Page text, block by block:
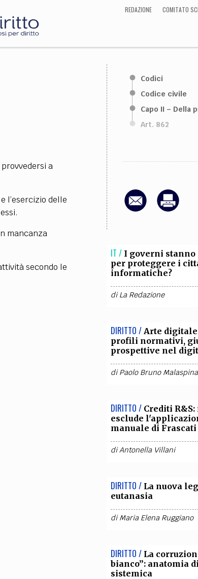
REDAZIONE COMITATO
ECONOMIA
Ingegneria
CULTURA
Arte, Cinema, Musica,
Letteratura
COLLABORA CON NOI
a
l’esercizio delle
mancanza
secondo le
Codici
Codice civile
Capo II – Della
Art. 862
IT / I governi stanno
per proteggere i
informatiche?
diLa Redazione
DIRITTO / Arte
profili normativi,
prospettive nel
diPaolo Bruno Malaspina
DIRITTO / Crediti
esclude
manuale di Frascati
diAntonella Villani
DIRITTO / La nuova
eutanasia
diMaria Elena Ruggiano
DIRITTO / La
bianco”: anatomia
sistemica